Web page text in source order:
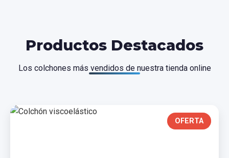
Productos Destacados
Los colchones más vendidos de nuestra tienda online
OFERTA